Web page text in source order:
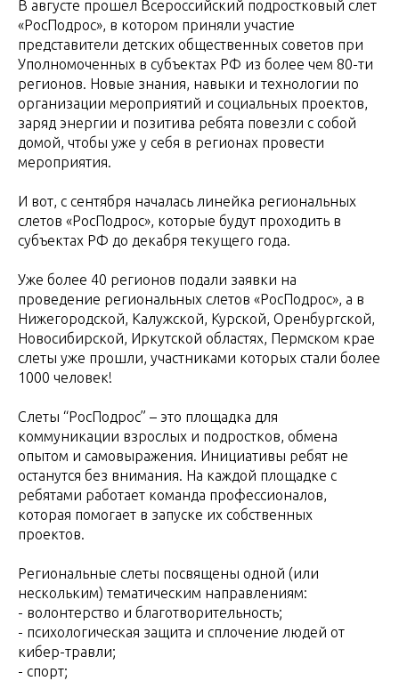
В августе прошел Всероссийский подростковый слет
«РосПодрос», в котором приняли участие
представители детских общественных советов при
Уполномоченных в субъектах РФ из более чем 80-ти
регионов. Новые знания, навыки и технологии по
организации мероприятий и социальных проектов,
заряд энергии и позитива ребята повезли с собой
домой, чтобы уже у себя в регионах провести
мероприятия.
И вот, с сентября началась линейка региональных
слетов «РосПодрос», которые будут проходить в
субъектах РФ до декабря текущего года.
Уже более 40 регионов подали заявки на
проведение региональных слетов «РосПодрос», а в
Нижегородской, Калужской, Курской, Оренбургской,
Новосибирской, Иркутской областях, Пермском крае
слеты уже прошли, участниками которых стали более
1000 человек!
Слеты “РосПодрос” – это площадка для
коммуникации взрослых и подростков, обмена
опытом и самовыражения. Инициативы ребят не
останутся без внимания. На каждой площадке с
ребятами работает команда профессионалов,
которая помогает в запуске их собственных
проектов.
Региональные слеты посвящены одной (или
нескольким) тематическим направлениям:
- волонтерство и благотворительность;
- психологическая защита и сплочение людей от
кибер-травли;
- спорт;